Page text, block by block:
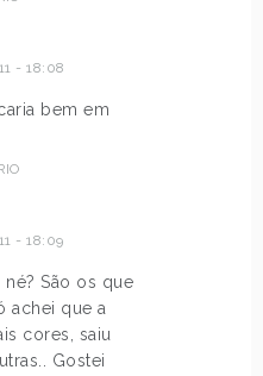
- 18:08
bem em
- 18:09
São os que
achei que a
cores, saiu
Gostei